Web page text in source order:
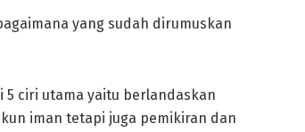
yang sudah dirumuskan
5 ciri utama yaitu berlandaskan
iman tetapi juga pemikiran dan